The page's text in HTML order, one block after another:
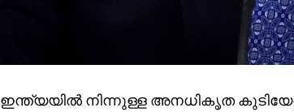
ഇന്ത്യയില്‍ നിന്നുള്ള അനധികൃത